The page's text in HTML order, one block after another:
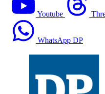
Youtube
WhatsApp DP